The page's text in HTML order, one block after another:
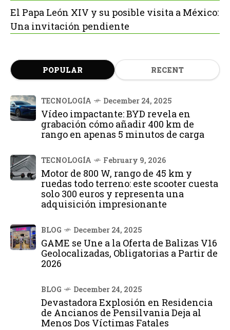
El Papa León XIV y su posible visita a México:
Una invitación pendiente
POPULAR RECENT
TECNOLOGÍA December 24, 2025
Vídeo impactante: BYD revela en
grabación cómo añadir 400 km de
rango en apenas 5 minutos de carga
TECNOLOGÍA February 9, 2026
Motor de 800 W, rango de 45 km y
ruedas todo terreno: este scooter cuesta
solo 300 euros y representa una
adquisición impresionante
BLOG December 24, 2025
GAME se Une a la Oferta de Balizas V16
Geolocalizadas, Obligatorias a Partir de
2026
BLOG December 24, 2025
Devastadora Explosión en Residencia
de Ancianos de Pensilvania Deja al
Menos Dos Víctimas Fatales